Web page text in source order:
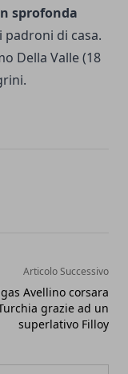
sprofonda
padroni di casa.
Della Valle (18
Articolo Successivo
Avellino corsara
grazie ad un
superlativo Filloy